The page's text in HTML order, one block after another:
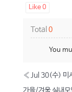
Like 0
Total 0
You
« Jul 30(수) 미